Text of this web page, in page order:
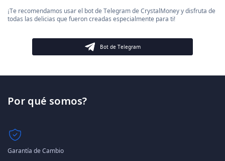
¡Te recomendamos usar el bot de Telegram de CrystalMoney y disfruta de
todas las delicias que fueron creadas especialmente para ti!
Bot de Telegram
Por qué somos?
Garantía de Cambio